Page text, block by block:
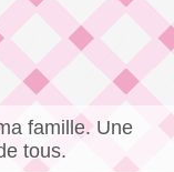
famille. Une
tous.